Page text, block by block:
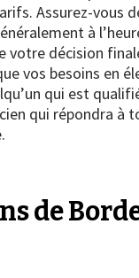
Assurez-vous
à
votre décision
vos besoins en
qui est
qui répondra à
de